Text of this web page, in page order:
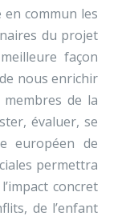
commun les
du projet
façon
nous enrichir
membres de la
évaluer, se
européen de
permettra
concret
de l’enfant